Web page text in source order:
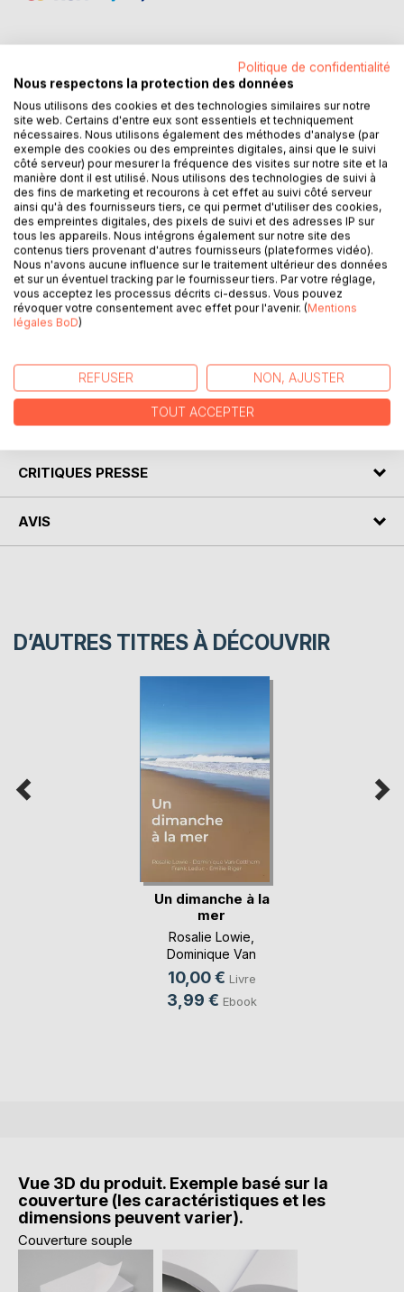
DESCRIPTION
18 décembre 1981, à 1h12 : Simon et Lola viennent au monde
en même temps, dans le même hôpital. Dès lors, leurs vies
sont liées l'une à l'autre. De la crèche au lycée, des
samedis après-midi complices aux séparations
douloureuses, le calme et timide Simon suit les yeux
fermés les envies parfois exubérantes de la bouillonnante
et somptueuse Lola, allant jusqu'à fuir avec elle le jour de
son mariage...
Dans un univers enfantin, coloré et plein de poésie, l'auteur
conte avec tendresse et humour les déboires, les joies, les
restés au fond d'eux d'éternels enfants.
AUTEUR(S)
CRITIQUES PRESSE
AVIS
D’AUTRES TITRES À DÉCOUVRIR
Un dimanche à la
mer
Rosalie Lowie
Dominique Van
Cotthem
10,00 € Livre
3,99 € Ebook
Vue 3D du produit. Exemple basé sur la
couverture (les caractéristiques et les
dimensions peuvent varier).
Couverture souple
Politique de confidentialité
Nous respectons la protection des données
Nous utilisons des cookies et des technologies similaires sur notre
site web. Certains d'entre eux sont essentiels et techniquement
nécessaires. Nous utilisons également des méthodes d'analyse (par
exemple des cookies ou des empreintes digitales, ainsi que le suivi
côté serveur) pour mesurer la fréquence des visites sur notre site et la
manière dont il est utilisé. Nous utilisons des technologies de suivi à
des fins de marketing et recourons à cet effet au suivi côté serveur
ainsi qu'à des fournisseurs tiers, ce qui permet d'utiliser des cookies,
des empreintes digitales, des pixels de suivi et des adresses IP sur
tous les appareils. Nous intégrons également sur notre site des
contenus tiers provenant d'autres fournisseurs (plateformes vidéo).
Nous n'avons aucune influence sur le traitement ultérieur des données
et sur un éventuel tracking par le fournisseur tiers. Par votre réglage,
vous acceptez les processus décrits ci-dessus. Vous pouvez
révoquer votre consentement avec effet pour l'avenir. (Mentions
légales BoD)
REFUSER NON, AJUSTER
TOUT ACCEPTER